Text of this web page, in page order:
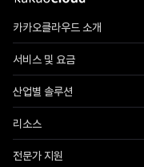
카카오클라우드 소개
서비스 및 요금
산업별 솔루션
리소스
전문가 지원